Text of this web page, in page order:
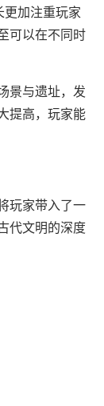
更加注重玩家
可以在不同时
景与遗址，发
提高，玩家能
玩家带入了一
代文明的深度